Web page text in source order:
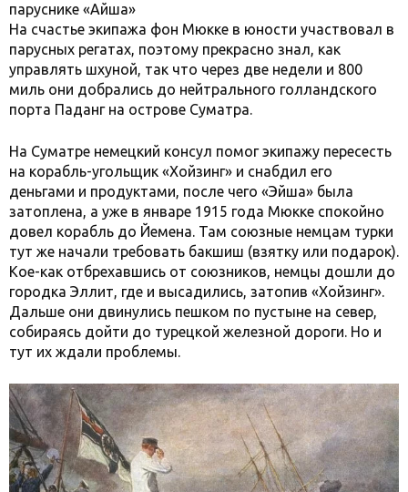
паруснике «Айша»
На счастье экипажа фон Мюкке в юности участвовал в
парусных регатах, поэтому прекрасно знал, как
управлять шхуной, так что через две недели и 800
миль они добрались до нейтрального голландского
порта Паданг на острове Суматра.
На Суматре немецкий консул помог экипажу пересесть
на корабль-угольщик «Хойзинг» и снабдил его
деньгами и продуктами, после чего «Эйша» была
затоплена, а уже в январе 1915 года Мюкке спокойно
довел корабль до Йемена. Там союзные немцам турки
тут же начали требовать бакшиш (взятку или подарок).
Кое-как отбрехавшись от союзников, немцы дошли до
городка Эллит, где и высадились, затопив «Хойзинг».
Дальше они двинулись пешком по пустыне на север,
собираясь дойти до турецкой железной дороги. Но и
тут их ждали проблемы.